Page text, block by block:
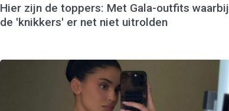
Hier zijn de toppers: Met Gala-outfits waarbij
de 'knikkers' er net niet uitrolden